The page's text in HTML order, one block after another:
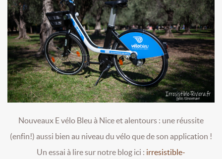
Nouveaux E vélo Bleu à Nice et alentours : une réussite
(enfin!) aussi bien au niveau du vélo que de son application !
Un essai à lire sur notre blog ici : irresistible-